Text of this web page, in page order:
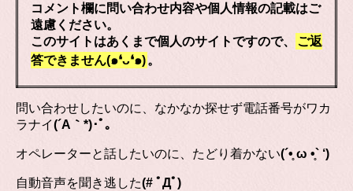
コメント欄に問い合わせ内容や個人情報の記載はご
遠慮ください。
このサイトはあくまで個人のサイトですので、
ご返
答できません(๑❛ᴗ❛๑)。
問い合わせしたいのに、なかなか探せず電話番号がワカ
ラナイ(´A｀*)･ﾟ｡
オペレーターと話したいのに、たどり着かない(´•̥ ω •̥` ‘)
自動音声を聞き逃した(# ﾟДﾟ)